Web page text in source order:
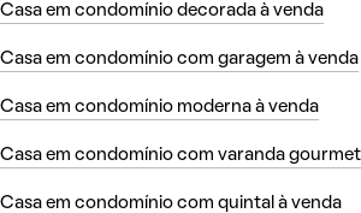
Casa em condomínio decorada à venda
Casa em condomínio com garagem à venda
Casa em condomínio moderna à venda
Casa em condomínio com varanda
Casa em condomínio com quintal à venda